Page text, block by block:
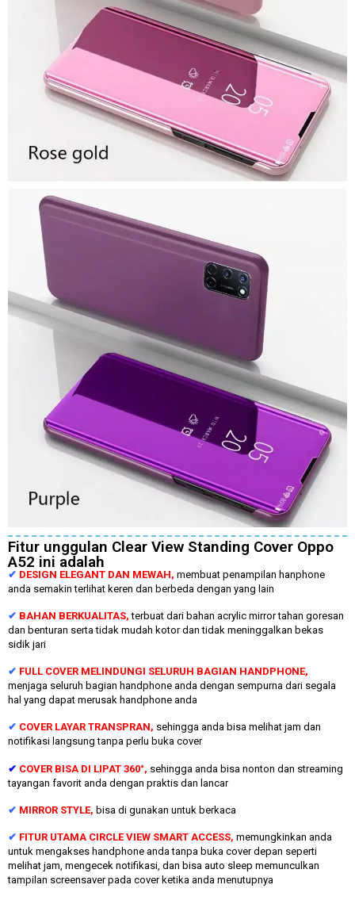
Fitur unggulan Clear View Standing Cover Oppo
A52 ini adalah
✔ DESIGN ELEGANT DAN MEWAH, membuat penampilan hanphone
anda semakin terlihat keren dan berbeda dengan yang lain
✔ BAHAN BERKUALITAS,terbuat dari bahan acrylic mirror tahan goresan
dan benturan serta tidak mudah kotor dan tidak meninggalkan bekas
sidik jari
✔ FULL COVER MELINDUNGI SELURUH BAGIAN HANDPHONE,
menjaga seluruh bagian handphone anda dengan sempurna dari segala
hal yang dapat merusak handphone anda
✔ COVER LAYAR TRANSPRAN, sehingga anda bisa melihat jam dan
notifikasi langsung tanpa perlu buka cover
✔ COVER BISA DI LIPAT 360°, sehingga anda bisa nonton dan streaming
tayangan favorit anda dengan praktis dan lancar
✔ MIRROR STYLE, bisa di gunakan untuk berkaca
✔ FITUR UTAMA CIRCLE VIEW SMART ACCESS, memungkinkan anda
untuk mengakses handphone anda tanpa buka cover depan seperti
melihat jam, mengecek notifikasi, dan bisa auto sleep memunculkan
tampilan screensaver pada cover ketika anda menutupnya